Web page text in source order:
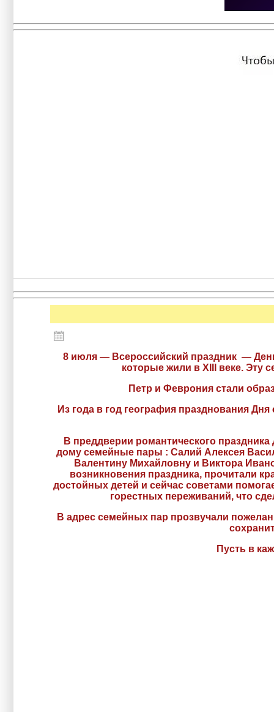
8 июля — Всероссийский праздник —
которые жили в XIII веке. Эту
Петр и Феврония стали
Из года в год география празднования
В преддверии романтического
дому семейные пары : Салий Алексея
Валентину Михайловну и Виктора
возникновения праздника, прочитали
достойных детей и сейчас советами
горестных переживаний, что
В адрес семейных пар прозвучали
Пусть в